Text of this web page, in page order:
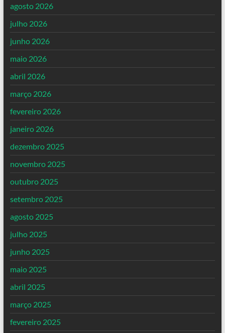
agosto 2026
julho 2026
junho 2026
maio 2026
abril 2026
março 2026
fevereiro 2026
janeiro 2026
dezembro 2025
novembro 2025
outubro 2025
setembro 2025
agosto 2025
julho 2025
junho 2025
maio 2025
abril 2025
março 2025
fevereiro 2025